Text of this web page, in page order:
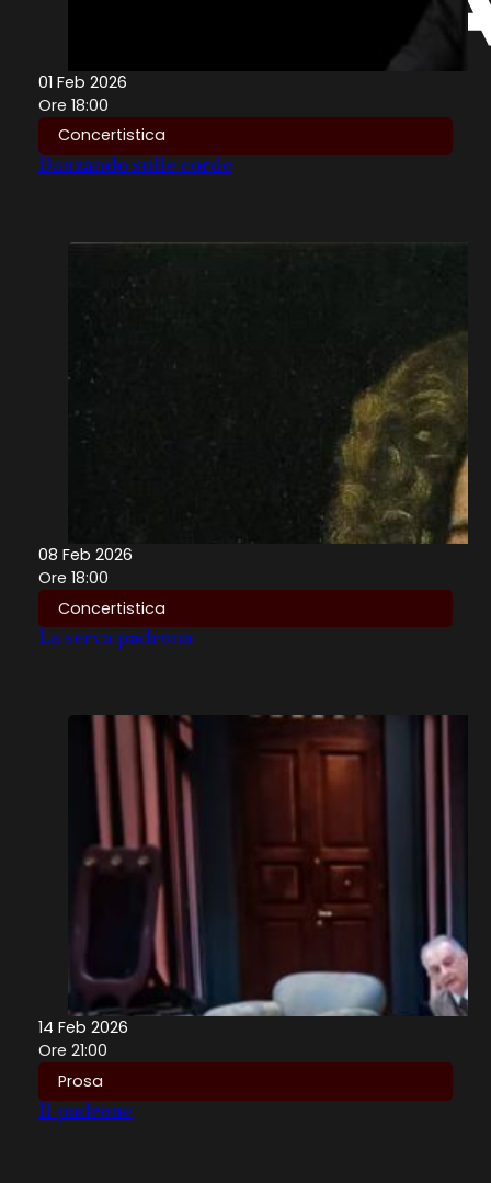
01 Feb 2026
Ore 18:00
Concertistica
Danzando sulle corde
08 Feb 2026
Ore 18:00
Concertistica
La serva padrona
14 Feb 2026
Ore 21:00
Prosa
Il padrone